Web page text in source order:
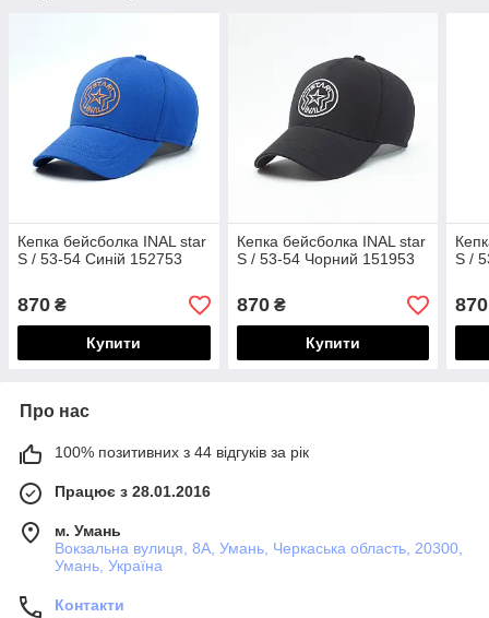
Кепка бейсболка INAL star
S / 53-54 Синій 152753
870 ₴
Купити
Кепка бейсболка INAL star
S / 53-54 Чорний 151953
870₴
Купити
S /
870
Про нас
100% позитивних з 44 відгуків за рік
Працює з 28.01.2016
м. Умань
Вокзальна вулиця, 8А, Умань, Черкаська область, 20300,
Умань, Україна
Контакти